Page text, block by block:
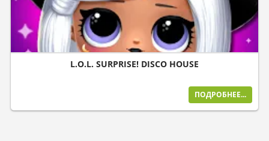
L.O.L. SURPRISE! DISCO HOUSE
ПОДРОБНЕЕ...